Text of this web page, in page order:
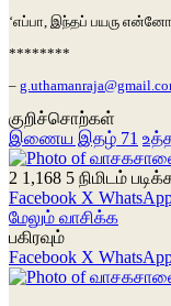
‘எப்பா இந்தப் பயரு
********
–
குறிச்சொற்கள்
இணைய இதழ் 71
2 1,168 5 நிமிடம்
Facebook X
மேலும் வாசிக்க
பகிரவும்
Facebook X